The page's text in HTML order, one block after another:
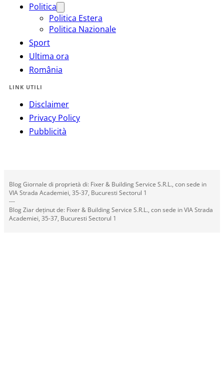
Politica
Politica Estera
Politica Nazionale
Sport
Ultima ora
România
LINK UTILI
Disclaimer
Privacy Policy
Pubblicità
Blog Giornale di proprietà di: Fixer & Building Service S.R.L., con sede in
VIA Strada Academiei, 35-37, Bucuresti Sectorul 1
---
Blog Ziar deținut de: Fixer & Building Service S.R.L., con sede in VIA Strada
Academiei, 35-37, Bucuresti Sectorul 1